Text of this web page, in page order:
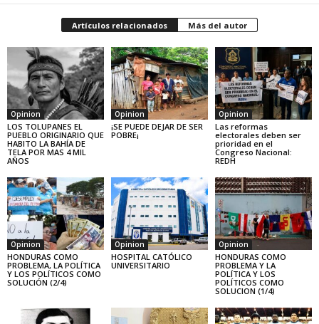
Artículos relacionados Más del autor
Opinion
LOS TOLUPANES EL
PUEBLO ORIGINARIO QUE
HABITO LA BAHÍA DE
TELA POR MAS 4 MIL
AÑOS
Opinion
¡SE PUEDE DEJAR DE SER
POBRE¡
Opinion
Las reformas
electorales deben ser
prioridad en el
Congreso Nacional:
REDH
Opinion
HONDURAS COMO
PROBLEMA, LA POLÍTICA
Y LOS POLÍTICOS COMO
SOLUCIÓN (2/4)
Opinion
HOSPITAL CATÓLICO
UNIVERSITARIO
Opinion
HONDURAS COMO
PROBLEMA Y LA
POLÍTICA Y LOS
POLÍTICOS COMO
SOLUCION (1/4)